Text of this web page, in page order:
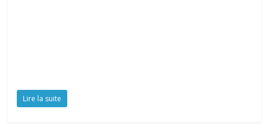
Lire la suite